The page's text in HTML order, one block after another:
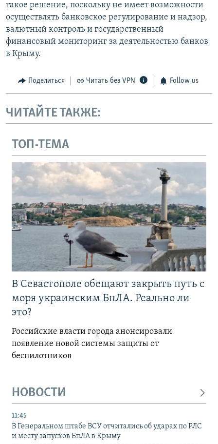
такое решение, поскольку не имеет возможности
осуществлять банковское регулирование и надзор,
валютный контроль и государственный
финансовый мониторинг за деятельностью банков
в Крыму.
Поделиться Читать без VPN Follow us
ЧИТАЙТЕ ТАКЖЕ:
ТОП-ТЕМА
В Севастополе обещают закрыть путь с
моря украинским БпЛА. Реально ли
это?
Российские власти города анонсировали
появление новой системы защиты от
беспилотников
НОВОСТИ
11:45
В Генеральном штабе ВСУ отчитались об ударах по РЛС
и месту запусков БпЛА в Крыму